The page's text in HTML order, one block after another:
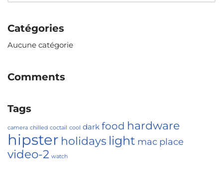
Catégories
Aucune catégorie
Comments
Tags
camera chilled coctail cool dark food hardware
hipster holidays light mac place
video-2 watch